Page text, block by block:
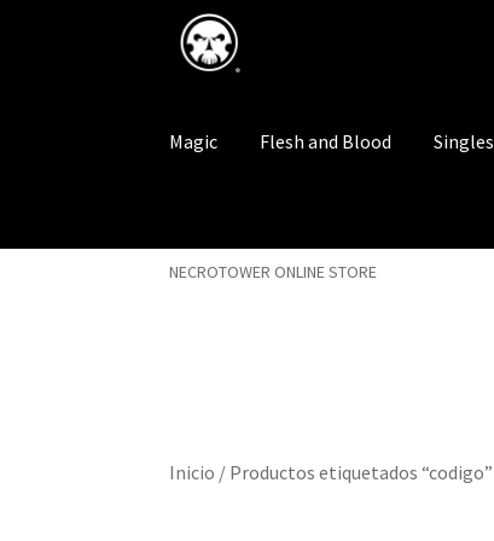
Saltar
al
Magic Flesh and Blood Singles
NECROTOWER ONLINE STORE
Inicio / Productos etiquetados “codigo”